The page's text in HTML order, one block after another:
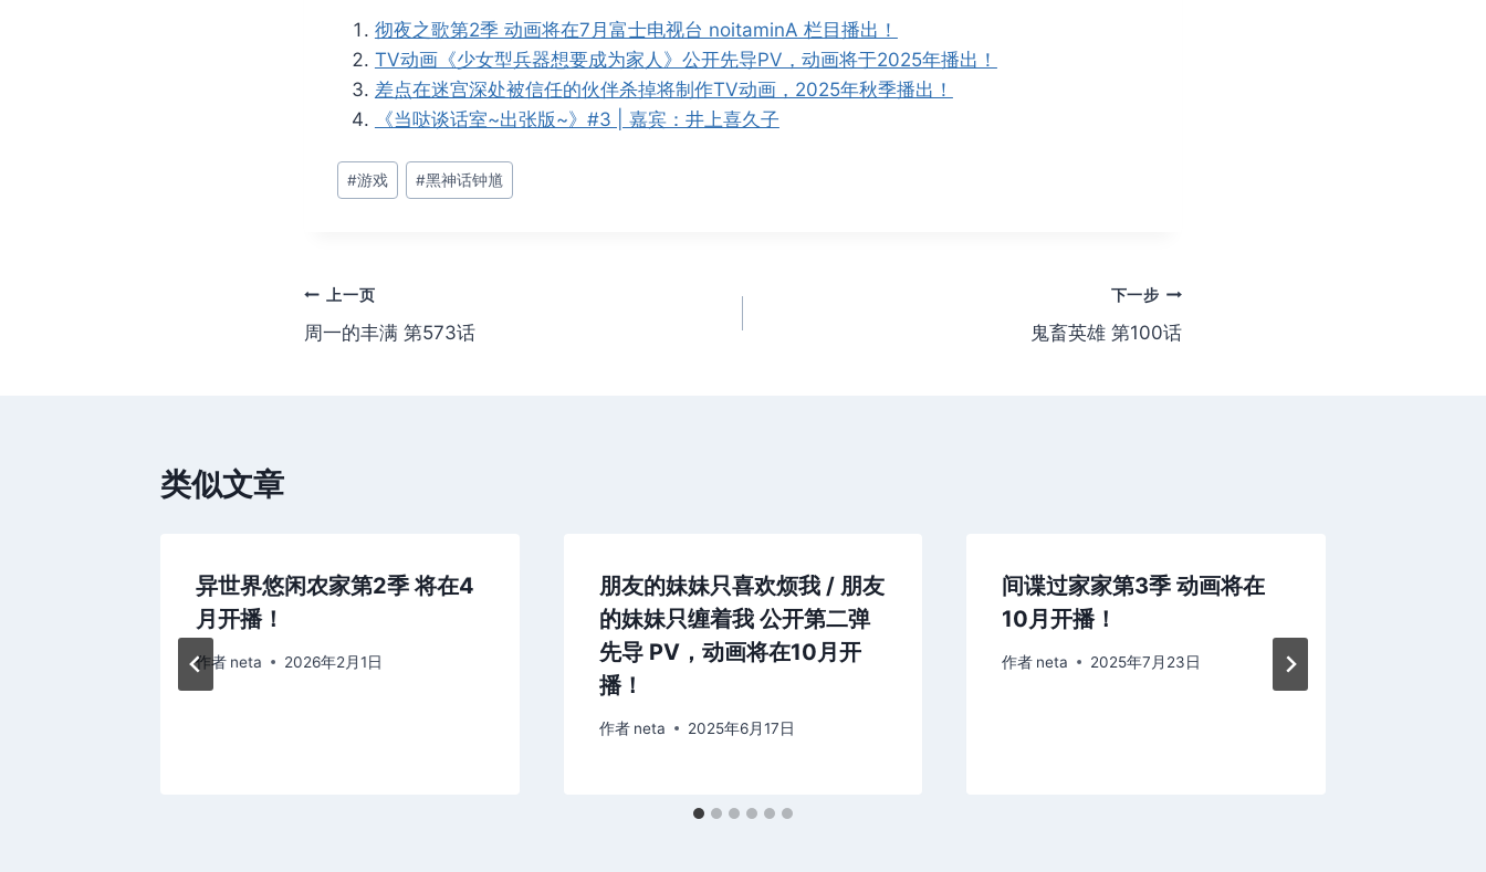
彻夜之歌第2季 动画将在7月富士电视台 noitaminA 栏目播出！
TV动画《少女型兵器想要成为家人》公开先导PV，动画将于2025年播出！
差点在迷宫深处被信任的伙伴杀掉将制作TV动画，2025年秋季播出！
《当哒谈话室~出张版~》#3 | 嘉宾：井上喜久子
文
章
#游戏 #黑神话钟馗
文
章
上一页
周一的丰满 第573话
下一步
鬼畜英雄 第100话
类似文章
异世界悠闲农家第2季 将在4
月开播！ ​​​
作者 neta 2026年2月1日
朋友的妹妹只喜欢烦我 / 朋友
的妹妹只缠着我 公开第二弹
先导 PV，动画将在10月开
播！
作者 neta 2025年6月17日
间谍过家家第3季 动画将在
10月开播！
作者 neta 2025年7月23日